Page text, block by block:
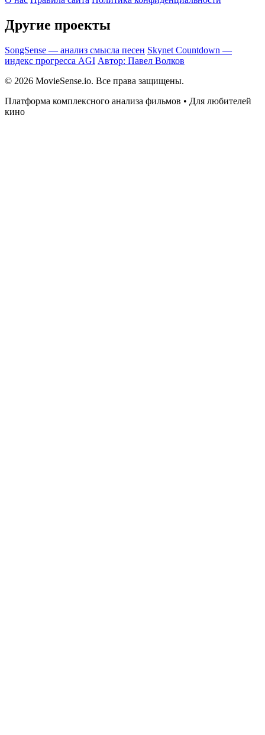
Другие проекты
SongSense — анализ смысла песен Skynet Countdown —
индекс прогресса AGI Автор: Павел Волков
© 2026 MovieSense.io. Все права защищены.
Платформа комплексного анализа фильмов • Для любителей
кино